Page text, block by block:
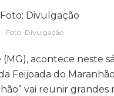
Foto: Divulgação
acontece neste
Feijoada do
vai reunir grandes